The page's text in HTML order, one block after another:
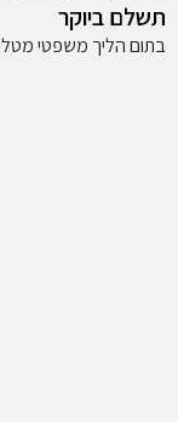
תשלם ביוקר
בתום הליך משפטי